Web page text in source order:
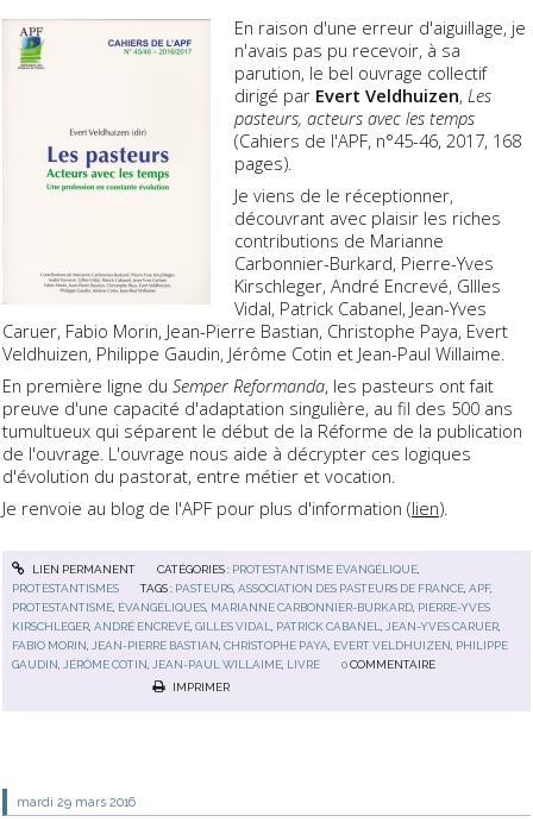
En raison d'une erreur d'aiguillage, je
n'avais pas pu recevoir, à sa
parution, le bel ouvrage collectif
dirigé par Evert Veldhuizen, Les
pasteurs, acteurs avec les temps
(Cahiers de l'APF, n°45-46, 2017, 168
pages).
Je viens de le réceptionner,
découvrant avec plaisir les riches
contributions de Marianne
Carbonnier-Burkard, Pierre-Yves
Kirschleger, André Encrevé, GIlles
Vidal, Patrick Cabanel, Jean-Yves
Caruer, Fabio Morin, Jean-Pierre Bastian, Christophe Paya, Evert
Veldhuizen, Philippe Gaudin, Jérôme Cotin et Jean-Paul Willaime.
En première ligne du Semper Reformanda, les pasteurs ont fait
preuve d'une capacité d'adaptation singulière, au fil des 500 ans
tumultueux qui séparent le début de la Réforme de la publication
de l'ouvrage. L'ouvrage nous aide à décrypter ces logiques
d'évolution du pastorat, entre métier et vocation.
Je renvoie au blog de l'APF pour plus d'information (lien).
LIEN PERMANENT CATÉGORIES : PROTESTANTISME ÉVANGÉLIQUE,
PROTESTANTISMES
TAGS : PASTEURS,ASSOCIATION DES PASTEURS DE FRANCE,APF,
PROTESTANTISME, ÉVANGÉLIQUES, MARIANNE CARBONNIER-BURKARD, PIERRE-YVES
KIRSCHLEGER,ANDRÉ ENCREVÉ,GILLES VIDAL, PATRICK CABANEL,JEAN-YVES CARUER,
FABIO MORIN,JEAN-PIERRE BASTIAN,CHRISTOPHE PAYA, EVERT VELDHUIZEN, PHILIPPE
GAUDIN,JÉRÔME COTIN,JEAN-PAUL WILLAIME, LIVRE 0 COMMENTAIRE
IMPRIMER
mardi 29 mars 2016